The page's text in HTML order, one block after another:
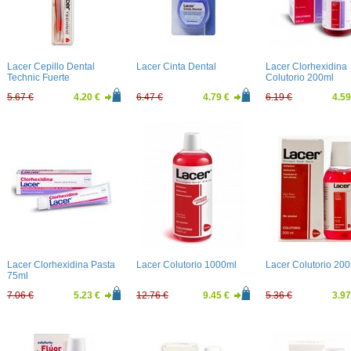
Lacer Cepillo Dental
Technic Fuerte
5.67 €
4.20 €
Lacer Cinta Dental
6.47 € 4.79 €
Lacer Clorhexidina
Colutorio 200ml
6.19 €
Lacer Clorhexidina Pasta
75ml
7.06 €
5.23 €
Lacer Colutorio 1000ml
12.76 € 9.45 €
Lacer Colutorio
5.36 €